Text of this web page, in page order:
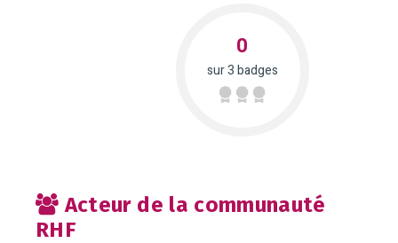
0
sur 3 badges
Acteur de la communauté
RHF